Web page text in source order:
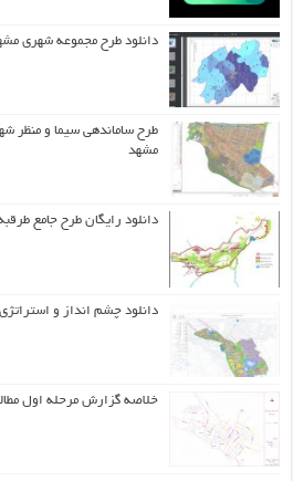
دانلود طرح مجموعه شهری
طرح ساماندهی سیما و منظر
مشهد
دانلود رایگان طرح جامع
دانلود چشم انداز و
خلاصه گزارش مرحله اول